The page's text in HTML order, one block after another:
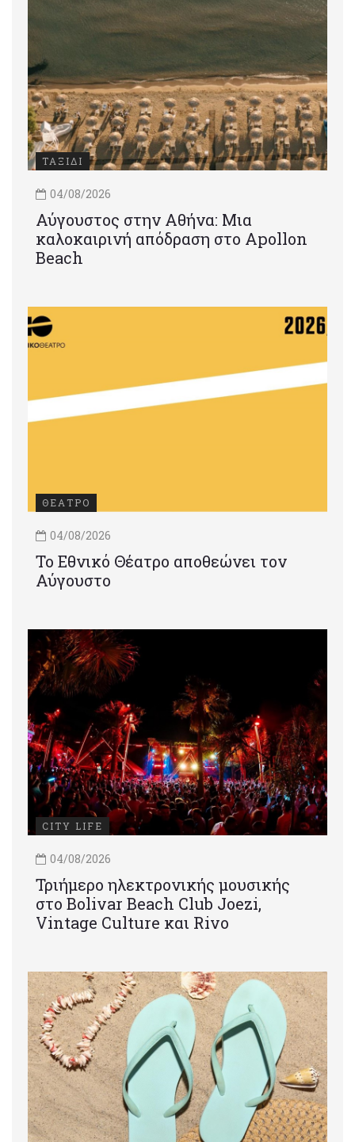
ΤΑΞΙΔΙ
04/08/2026
Αύγουστος στην Αθήνα: Μια
καλοκαιρινή απόδραση στο Apollon
Beach
ΘΕΑΤΡΟ
04/08/2026
Το Εθνικό Θέατρο αποθεώνει τον
Αύγουστο
CITY LIFE
04/08/2026
Τριήμερο ηλεκτρονικής μουσικής
στο Bolivar Beach Club Joezi,
Vintage Culture και Rivo